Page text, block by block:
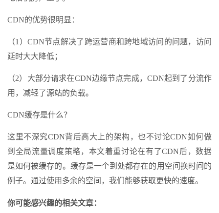
CDN的优势很明显：
（1）CDN节点解决了跨运营商和跨地域访问的问题，访问
延时大大降低；
（2）大部分请求在CDN边缘节点完成，CDN起到了分流作
用，减轻了源站的负载。
CDN缓存是什么？
这里不深究CDN背后高大上的架构，也不讨论CDN如何做
到全局流量调度策略，本文着重讨论在有了CDN后，数据
是如何被缓存的。缓存是一个到处都存在的用空间换时间的
例子。通过使用多余的空间，我们能够获取更快的速度。
你可能感兴趣的相关文章：